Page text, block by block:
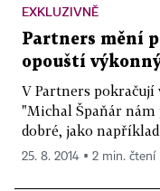
EXKLUZIVNĚ
Partners mění
opouští
V Partners pokračují
"Michal Špaňár
dobré, jako
25. 8. 2014 ▪ 2 min. čtení